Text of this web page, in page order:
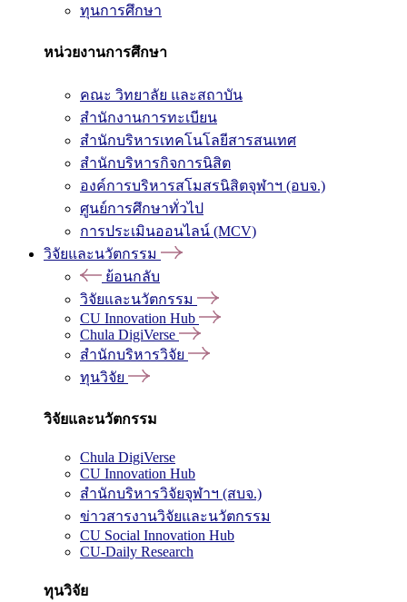
ทุนการศึกษา
หน่วยงานการศึกษา
คณะ วิทยาลัย และสถาบัน
สำนักงานการทะเบียน
สำนักบริหารเทคโนโลยีสารสนเทศ
สำนักบริหารกิจการนิสิต
องค์การบริหารสโมสรนิสิตจุฬาฯ (อบจ.)
ศูนย์การศึกษาทั่วไป
การประเมินออนไลน์ (MCV)
วิจัยและนวัตกรรม
ย้อนกลับ
วิจัยและนวัตกรรม
CU Innovation Hub
Chula DigiVerse
สำนักบริหารวิจัย
ทุนวิจัย
วิจัยและนวัตกรรม
Chula DigiVerse
CU Innovation Hub
สำนักบริหารวิจัยจุฬาฯ (สบจ.)
ข่าวสารงานวิจัยและนวัตกรรม
CU Social Innovation Hub
CU-Daily Research
ทุนวิจัย